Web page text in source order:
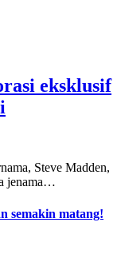
eksklusif
Steve Madden,
jenama…
semakin matang!